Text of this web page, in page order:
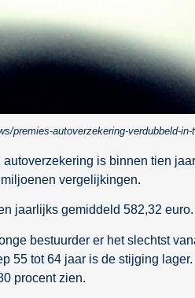
premies-autoverzekering-verdubbeld-in-
is binnen tien
vergelijkingen.
jaarlijks gemiddeld 582,32
bestuurder er het slechtst
55 tot 64 jaar is de stijging
procent zien.